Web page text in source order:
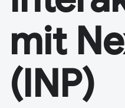
mit
(INP)